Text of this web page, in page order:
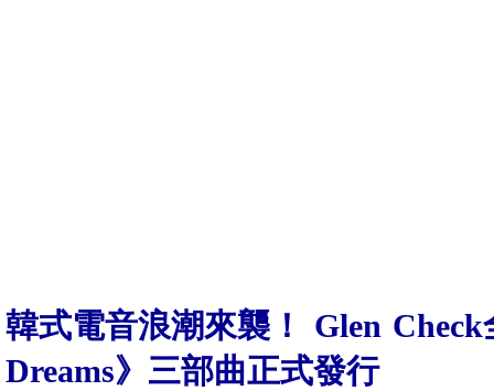
韓式電音浪潮來襲！ Glen
Dreams》三部曲正式發行